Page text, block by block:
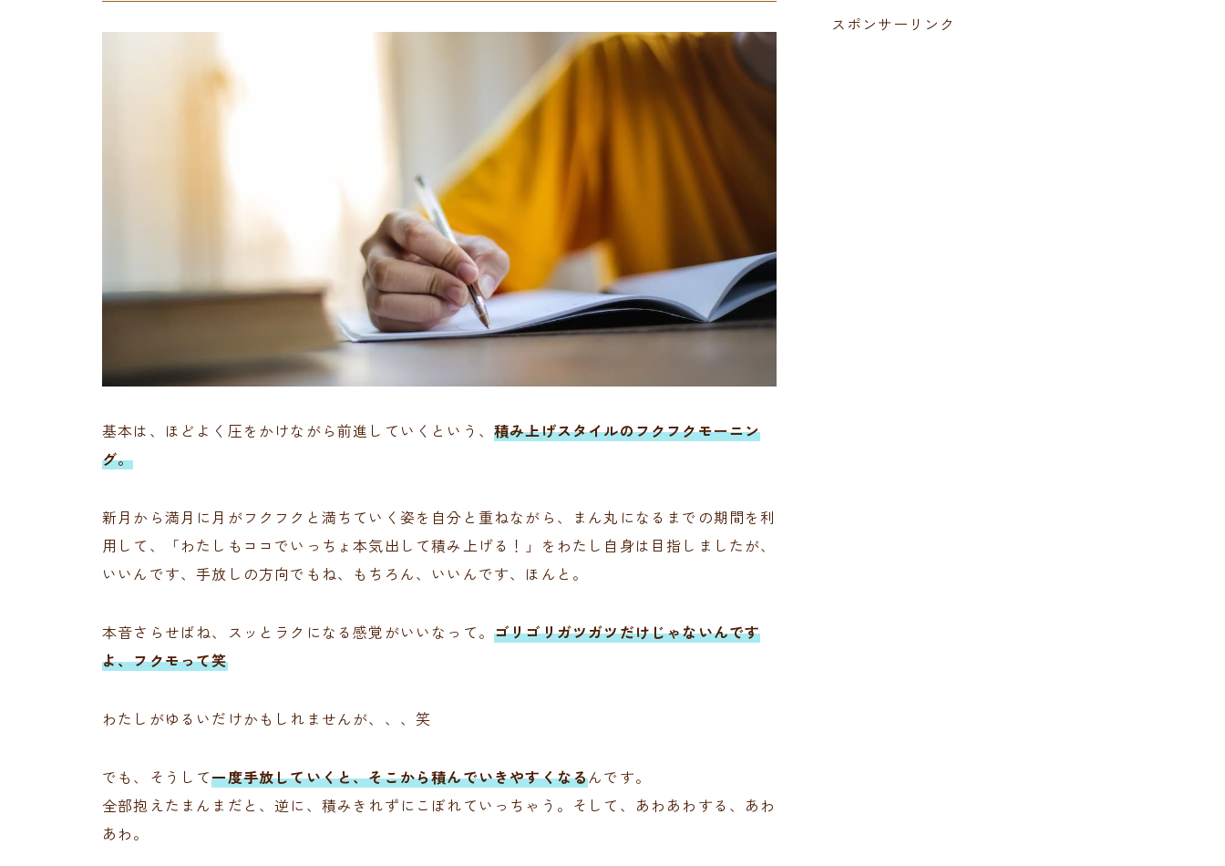
基本は、ほどよく圧をかけながら前進していくという、積み上げスタイルのフクフクモーニン
グ。
新月から満月に月がフクフクと満ちていく姿を自分と重ねながら、まん丸になるまでの期間を利
用して、「わたしもココでいっちょ本気出して積み上げる！」をわたし自身は目指しましたが、
いいんです、手放しの方向でもね、もちろん、いいんです、ほんと。
本音さらせばね、スッとラクになる感覚がいいなって。ゴリゴリガツガツだけじゃないんです
よ、フクモって笑
わたしがゆるいだけかもしれませんが、、、笑
でも、そうして一度手放していくと、そこから積んでいきやすくなるんです。
全部抱えたまんまだと、逆に、積みきれずにこぼれていっちゃう。そして、あわあわする、あわ
あわ。
スポンサーリンク